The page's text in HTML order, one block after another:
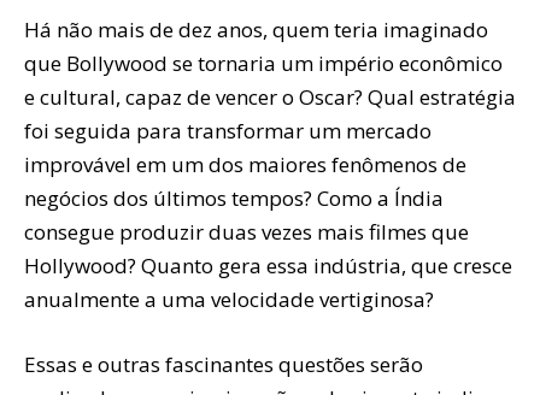
Há não mais de dez anos, quem teria imaginado
que Bollywood se tornaria um império econômico
e cultural, capaz de vencer o Oscar? Qual estratégia
foi seguida para transformar um mercado
improvável em um dos maiores fenômenos de
negócios dos últimos tempos? Como a Índia
consegue produzir duas vezes mais filmes que
Hollywood? Quanto gera essa indústria, que cresce
anualmente a uma velocidade vertiginosa?
Essas e outras fascinantes questões serão